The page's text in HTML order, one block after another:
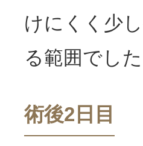
けにくく少
る範囲でした
術後2日目